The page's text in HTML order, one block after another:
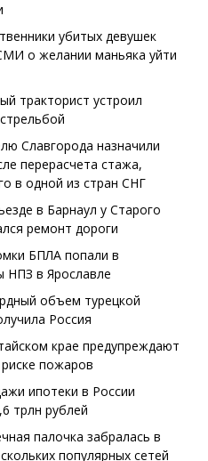
убитых девушек
о желании маньяка уйти
тракторист устроил
Славгорода назначили
перерасчета стажа,
в одной из стран СНГ
в Барнаул у Старого
ремонт дороги
БПЛА попали в
НПЗ в Ярославле
объем турецкой
Россия
крае предупреждают
пожаров
ипотеки в России
трлн рублей
палочка забралась в
популярных сетей